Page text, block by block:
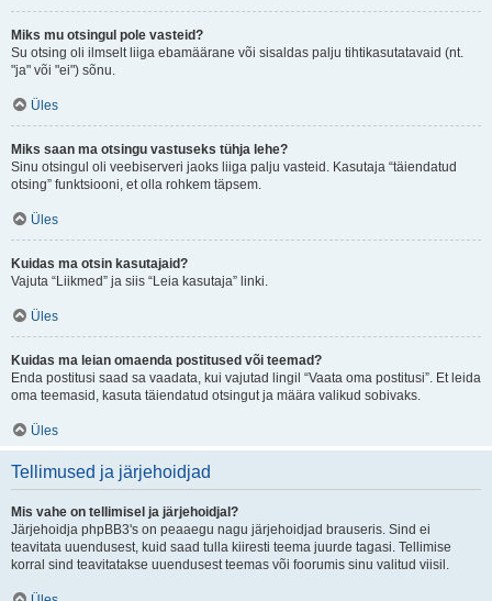
Miks mu otsingul pole vasteid?
Su otsing oli ilmselt liiga ebamäärane või sisaldas palju tihtikasutatavaid (nt.
"ja" või "ei") sõnu.
Üles
Miks saan ma otsingu vastuseks tühja lehe?
Sinu otsingul oli veebiserveri jaoks liiga palju vasteid. Kasutaja “täiendatud
otsing” funktsiooni, et olla rohkem täpsem.
Üles
Kuidas ma otsin kasutajaid?
Vajuta “Liikmed” ja siis “Leia kasutaja” linki.
Üles
Kuidas ma leian omaenda postitused või teemad?
Enda postitusi saad sa vaadata, kui vajutad lingil “Vaata oma postitusi”. Et leida
oma teemasid, kasuta täiendatud otsingut ja määra valikud sobivaks.
Üles
Tellimused ja järjehoidjad
Mis vahe on tellimisel ja järjehoidjal?
Järjehoidja phpBB3's on peaaegu nagu järjehoidjad brauseris. Sind ei
teavitata uuendusest, kuid saad tulla kiiresti teema juurde tagasi. Tellimise
korral sind teavitatakse uuendusest teemas või foorumis sinu valitud viisil.